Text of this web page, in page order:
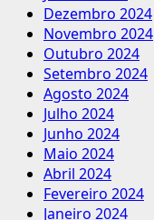
Dezembro 2024
Novembro 2024
Outubro 2024
Setembro 2024
Agosto 2024
Julho 2024
Junho 2024
Maio 2024
Abril 2024
Fevereiro 2024
Janeiro 2024